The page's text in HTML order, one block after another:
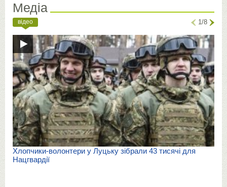
Медіа
відео 1/8
Хлопчики-волонтери у Луцьку зібрали 43 тисячі для
Нацгвардії